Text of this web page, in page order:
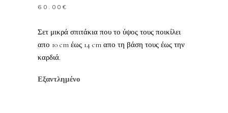
60.00 €
Σετ μικρά σπιτάκια που το ύψος τους ποικίλει
απο 10 cm έως 14 cm απο τη βάση τους έως την
καρδιά.
Εξαντλημένο